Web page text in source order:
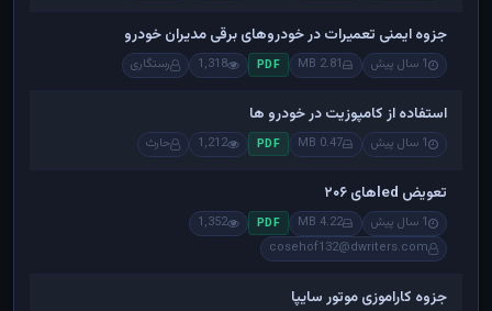
جزوه ایمنی تعمیرات در خودروهای برقی مدیران خودرو
1 سال پیش 2.81 MB
PDF
1,318 رستگاری
استفاده از کامپوزیت در خودرو ها
1 سال پیش 0.47 MB
PDF
1,212 حارث
تعویض ledهای ۲۰۶
1 سال پیش 4.22 MB
PDF
1,352
cosehof132@dwriters.com
جزوه کاراموزی موتور سایپا